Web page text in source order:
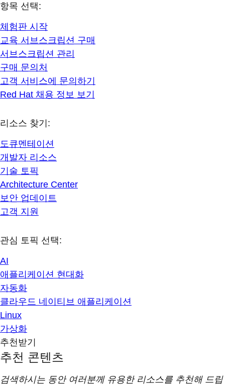
항목 선택:
체험판 시작
교육 서브스크립션 구매
서브스크립션 관리
구매 문의처
고객 서비스에 문의하기
Red Hat 채용 정보 보기
리소스 찾기:
도큐멘테이션
개발자 리소스
기술 토픽
Architecture Center
보안 업데이트
고객 지원
관심 토픽 선택:
AI
애플리케이션 현대화
자동화
클라우드 네이티브 애플리케이션
Linux
가상화
추천받기
추천 콘텐츠
검색하시는 동안 여러분께 유용한 리소스를 추천해 드립